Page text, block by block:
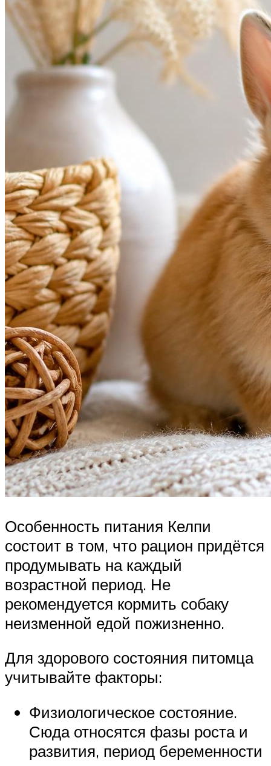
Особенность питания Келпи
состоит в том, что рацион придётся
продумывать на каждый
возрастной период. Не
рекомендуется кормить собаку
неизменной едой пожизненно.
Для здорового состояния питомца
учитывайте факторы:
Физиологическое состояние.
Сюда относятся фазы роста и
развития, период беременности